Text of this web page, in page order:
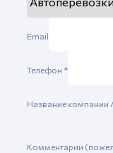
Email
Телефон *
Название компании
Комментарии